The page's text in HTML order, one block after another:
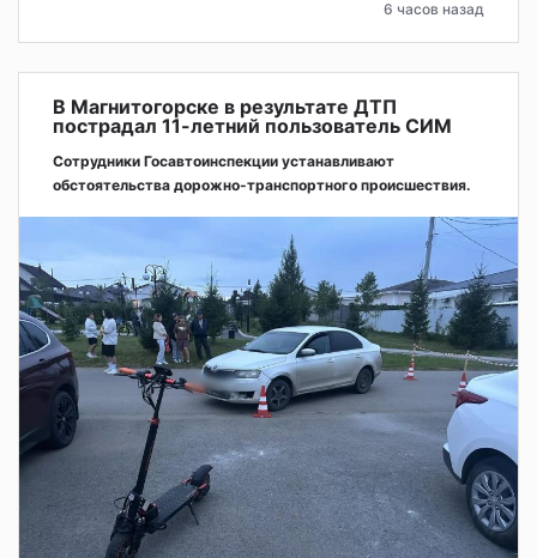
6 часов назад
В Магнитогорске в результате ДТП
пострадал 11-летний пользователь СИМ
Сотрудники Госавтоинспекции устанавливают
обстоятельства дорожно-транспортного происшествия.